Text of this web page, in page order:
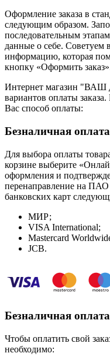
Оформление заказа в
следующим образом.
последовательным
данные о себе. Советуем
информацию, которая
кнопку «Оформить
Интернет магазин "ВАШ
вариантов оплаты
Вас способ оплаты:
Безналичная оплата
Для выбора оплаты
корзине выберите
оформления и
перенаправление на
банковских карт
МИР;
VISA International;
Mastercard
JCB.
Безналичная
Чтобы оплатить свой
необходимо: